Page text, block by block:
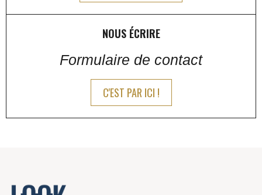
NOUS ÉCRIRE
Formulaire de contact
C'EST PAR ICI !